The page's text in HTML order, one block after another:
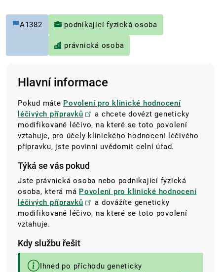
A1382 podnikající fyzická osoba
právnická osoba
Hlavní informace
Pokud máte Povolení pro klinické hodnocení
léčivých přípravků
a chcete dovézt geneticky
modifikované léčivo, na které se toto povolení
vztahuje, pro účely klinického hodnocení léčivého
přípravku, jste povinni uvědomit celní úřad.
Týká se vás pokud
Jste právnická osoba nebo podnikající fyzická
osoba, která má Povolení pro klinické hodnocení
léčivých přípravků
a dovážíte geneticky
modifikované léčivo, na které se toto povolení
vztahuje.
Kdy službu řešit
Ihned po příchodu geneticky